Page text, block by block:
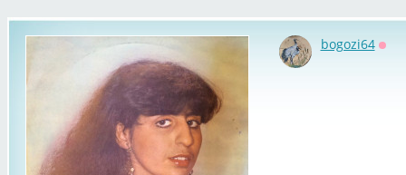
bogozi64